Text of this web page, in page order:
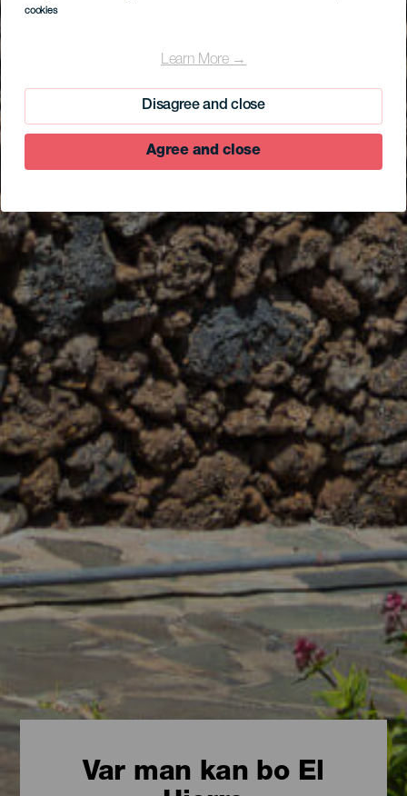
cookies
Learn More →
Disagree and close
Agree and close
Var man kan bo El